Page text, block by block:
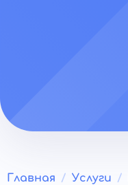
Главная Услуги